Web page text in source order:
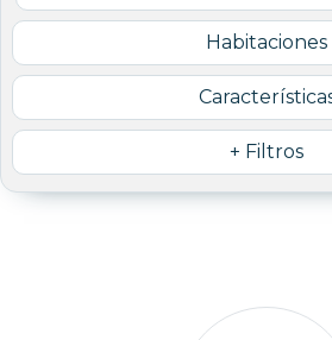
Habitaciones
+ Filtros